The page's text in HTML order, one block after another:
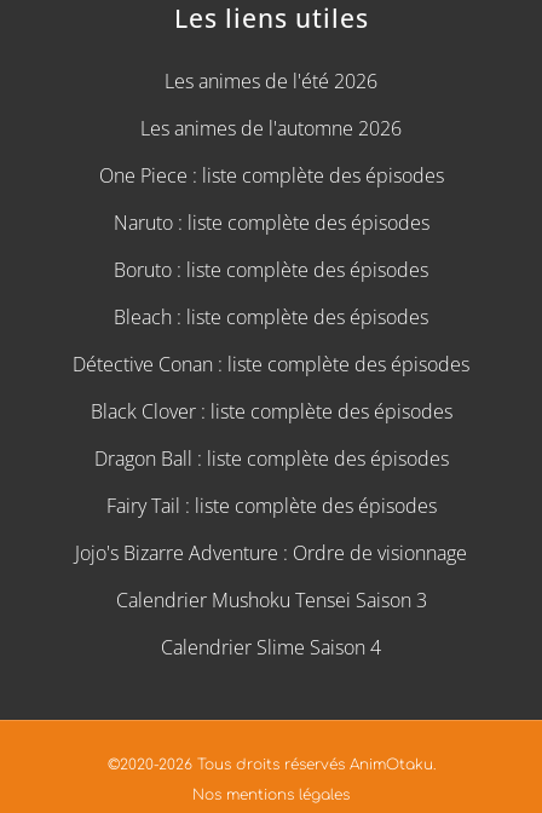
Les liens utiles
Les animes de l'été 2026
Les animes de l'automne 2026
One Piece : liste complète des épisodes
Naruto : liste complète des épisodes
Boruto : liste complète des épisodes
Bleach : liste complète des épisodes
Détective Conan : liste complète des épisodes
Black Clover : liste complète des épisodes
Dragon Ball : liste complète des épisodes
Fairy Tail : liste complète des épisodes
Jojo's Bizarre Adventure : Ordre de visionnage
Calendrier Mushoku Tensei Saison 3
Calendrier Slime Saison 4
©2020-2026 Tous droits réservés AnimOtaku.
Nos mentions légales